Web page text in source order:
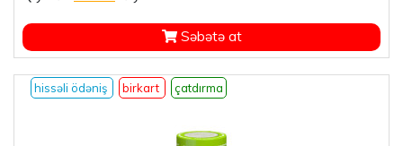
Səbətə at
hissəli ödəniş birkart çatdırma